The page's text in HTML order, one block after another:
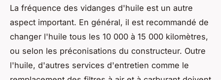
La fréquence des vidanges d'huile est un autre
aspect important. En général, il est recommandé de
changer l'huile tous les 10 000 à 15 000 kilomètres,
ou selon les préconisations du constructeur. Outre
l'huile, d'autres services d'entretien comme le